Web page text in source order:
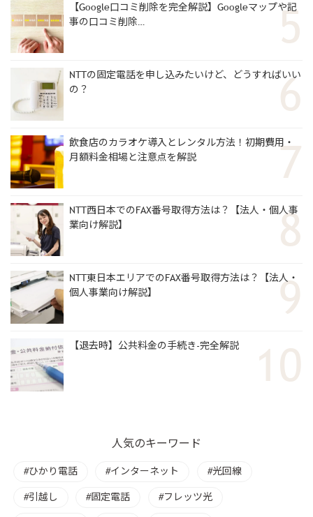
【Google口コミ削除を完全解説】Googleマップや記
事の口コミ削除…
NTTの固定電話を申し込みたいけど、どうすればいい
の？
飲食店のカラオケ導入とレンタル方法！初期費用・
月額料金相場と注意点を解説
NTT西日本でのFAX番号取得方法は？【法人・個人事
業向け解説】
NTT東日本エリアでのFAX番号取得方法は？【法人・
個人事業向け解説】
【退去時】公共料金の手続き-完全解説
人気のキーワード
ひかり電話 インターネット 光回線
引越し 固定電話 フレッツ光